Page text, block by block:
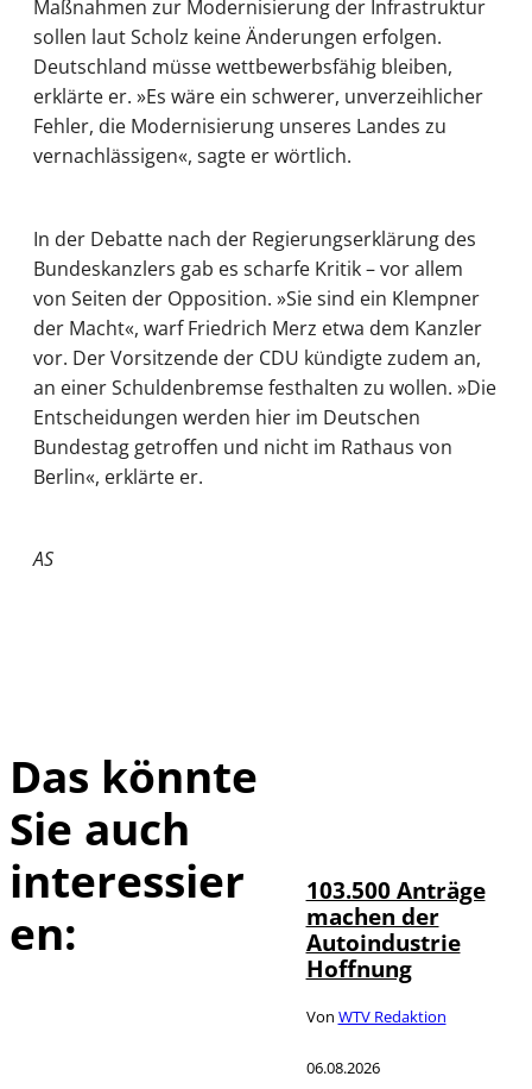
Maßnahmen zur Modernisierung der Infrastruktur
sollen laut Scholz keine Änderungen erfolgen.
Deutschland müsse wettbewerbsfähig bleiben,
erklärte er. »Es wäre ein schwerer, unverzeihlicher
Fehler, die Modernisierung unseres Landes zu
vernachlässigen«, sagte er wörtlich.
In der Debatte nach der Regierungserklärung des
Bundeskanzlers gab es scharfe Kritik – vor allem
von Seiten der Opposition. »Sie sind ein Klempner
der Macht«, warf Friedrich Merz etwa dem Kanzler
vor. Der Vorsitzende der CDU kündigte zudem an,
an einer Schuldenbremse festhalten zu wollen. »Die
Entscheidungen werden hier im Deutschen
Bundestag getroffen und nicht im Rathaus von
Berlin«, erklärte er.
AS
Das könnte
Sie auch
interessier
en:
103.500 Anträge
machen der
Autoindustrie
Hoffnung
Von WTV Redaktion
06.08.2026